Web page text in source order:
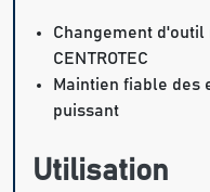
Changement
CENTROTEC
Maintien fiable des
puissant
Utilisation